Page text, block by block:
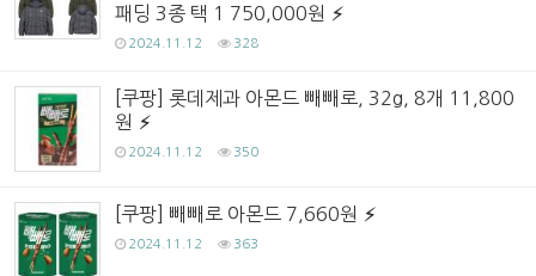
패딩 3종 택 1 750,000원
2024.11.12 328
[쿠팡] 롯데제과 아몬드 빼빼로, 32g, 8개 11,800
원
2024.11.12 350
[쿠팡] 빼빼로 아몬드 7,660원
2024.11.12 363